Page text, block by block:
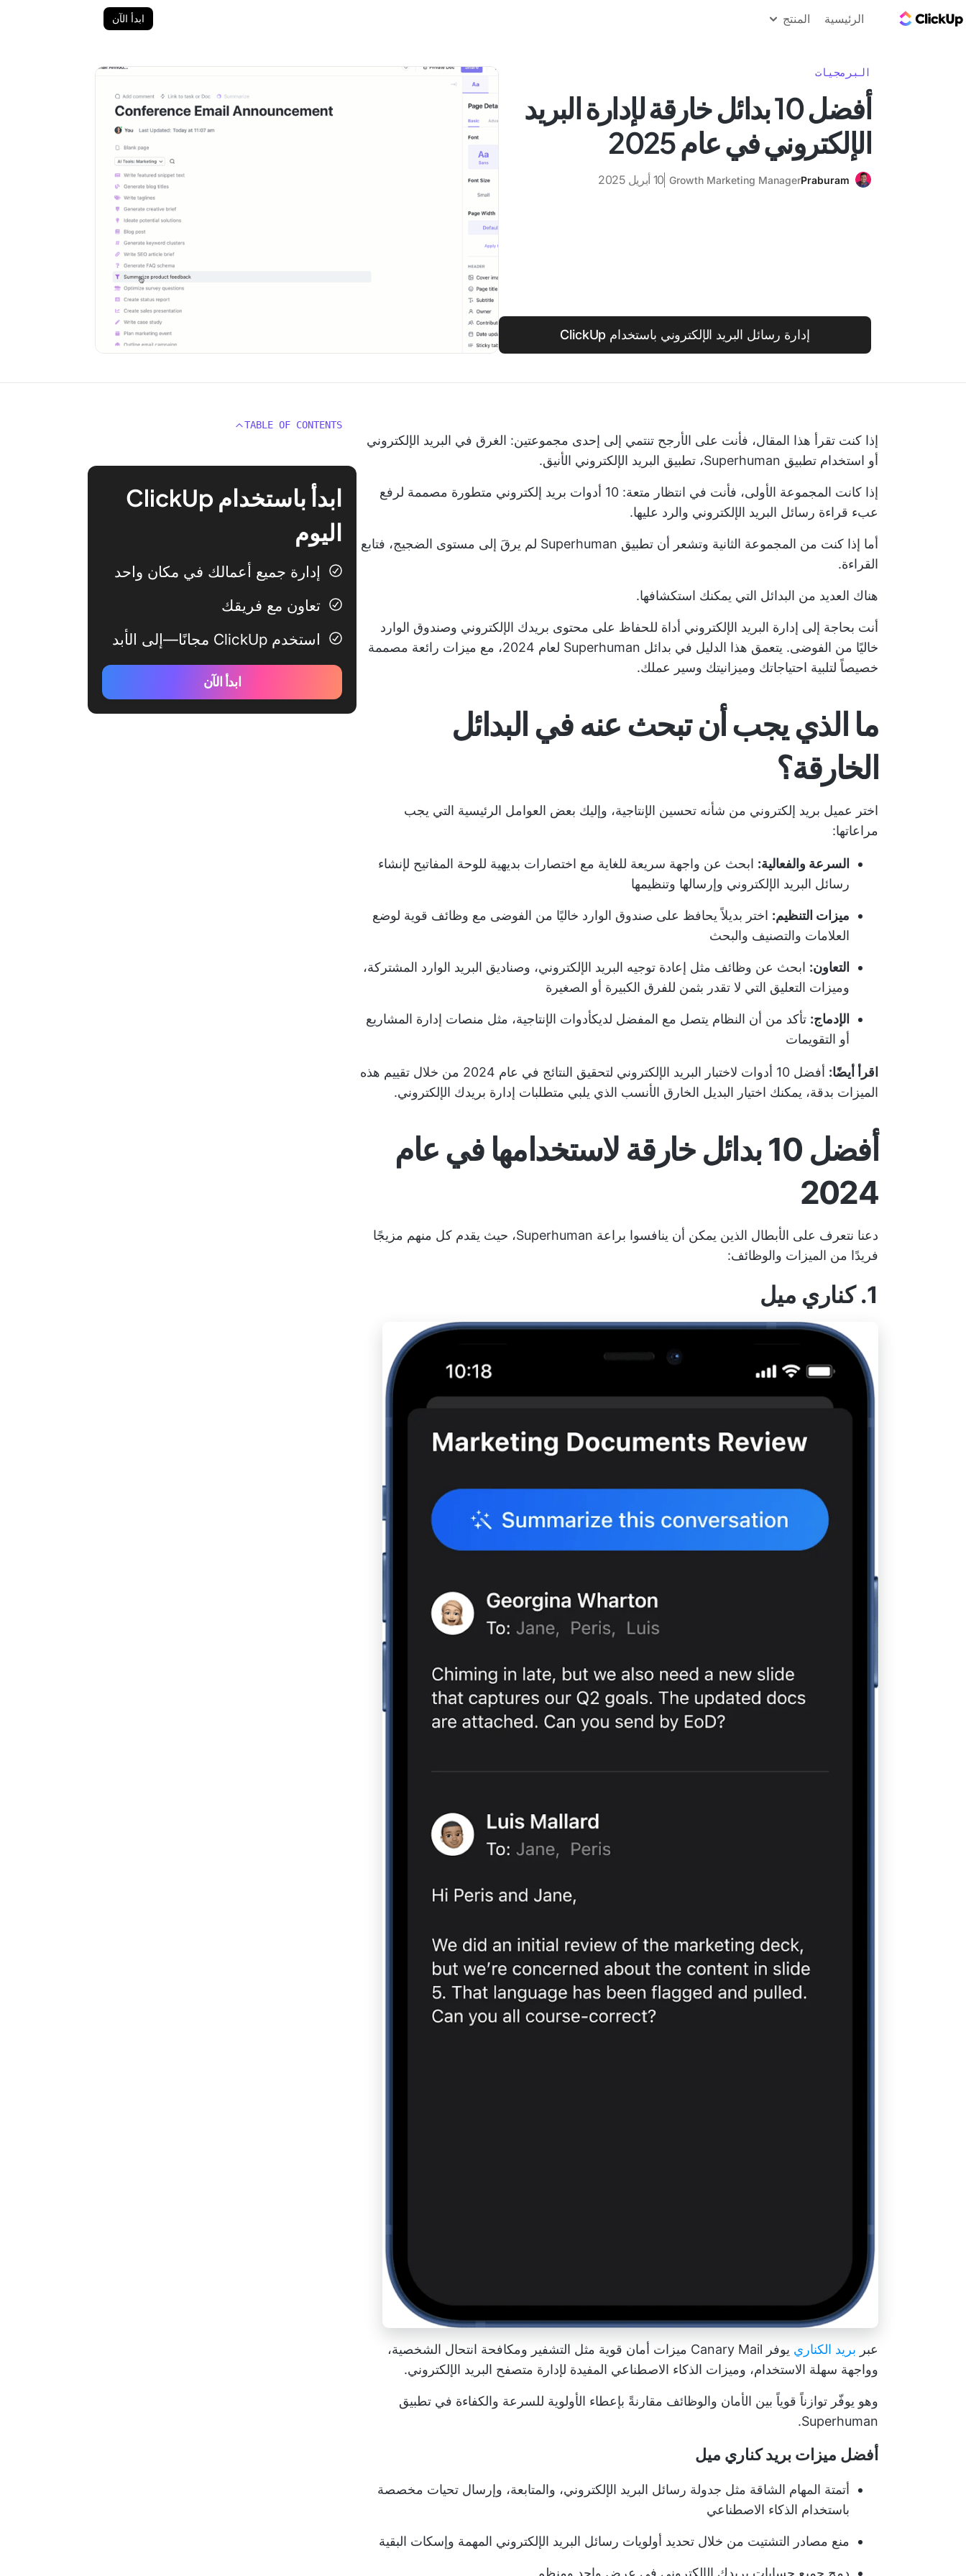
الرئيسية المنتج ابدأ الآن
البرمجيات
أفضل 10 بدائل خارقة لإدارة البريد
الإلكتروني في عام 2025
Praburam
Growth Marketing Manager 10 أبريل 2025
إدارة رسائل البريد الإلكتروني باستخدام ClickUp
إذا كنت تقرأ هذا المقال، فأنت على الأرجح تنتمي إلى إحدى مجموعتين: الغرق في البريد الإلكتروني
أو استخدام تطبيق Superhuman، تطبيق البريد الإلكتروني الأنيق.
إذا كانت المجموعة الأولى، فأنت في انتظار متعة: 10 أدوات بريد إلكتروني متطورة مصممة لرفع
عبء قراءة رسائل البريد الإلكتروني والرد عليها.
أما إذا كنت من المجموعة الثانية وتشعر أن تطبيق Superhuman لم يرقَ إلى مستوى الضجيج، فتابع
القراءة.
هناك العديد من البدائل التي يمكنك استكشافها.
أنت بحاجة إلى إدارة البريد الإلكتروني أداة للحفاظ على محتوى بريدك الإلكتروني وصندوق الوارد
خاليًا من الفوضى. يتعمق هذا الدليل في بدائل Superhuman لعام 2024، مع ميزات رائعة مصممة
خصيصاً لتلبية احتياجاتك وميزانيتك وسير عملك.
ما الذي يجب أن تبحث عنه في البدائل
الخارقة؟
اختر عميل بريد إلكتروني من شأنه تحسين الإنتاجية، وإليك بعض العوامل الرئيسية التي يجب
مراعاتها:
السرعة والفعالية: ابحث عن واجهة سريعة للغاية مع اختصارات بديهية للوحة المفاتيح لإنشاء
رسائل البريد الإلكتروني وإرسالها وتنظيمها
ميزات التنظيم: اختر بديلاً يحافظ على صندوق الوارد خاليًا من الفوضى مع وظائف قوية لوضع
العلامات والتصنيف والبحث
التعاون: ابحث عن وظائف مثل إعادة توجيه البريد الإلكتروني، وصناديق البريد الوارد المشتركة،
وميزات التعليق التي لا تقدر بثمن للفرق الكبيرة أو الصغيرة
الإدماج: تأكد من أن النظام يتصل مع المفضل لديكأدوات الإنتاجية، مثل منصات إدارة المشاريع
أو التقويمات
اقرأ أيضًا: أفضل 10 أدوات لاختبار البريد الإلكتروني لتحقيق النتائج في عام 2024
من خلال تقييم هذه
الميزات بدقة، يمكنك اختيار البديل الخارق الأنسب الذي يلبي متطلبات إدارة بريدك الإلكتروني.
أفضل 10 بدائل خارقة لاستخدامها في عام
2024
دعنا نتعرف على الأبطال الذين يمكن أن ينافسوا براعة Superhuman، حيث يقدم كل منهم مزيجًا
فريدًا من الميزات والوظائف:
1. كناري ميل
عبر بريد الكناري
يوفر Canary Mail ميزات أمان قوية مثل التشفير ومكافحة انتحال الشخصية،
وواجهة سهلة الاستخدام، وميزات الذكاء الاصطناعي المفيدة لإدارة متصفح البريد الإلكتروني.
وهو يوفّر توازناً قوياً بين الأمان والوظائف مقارنةً بإعطاء الأولوية للسرعة والكفاءة في تطبيق
Superhuman.
أفضل ميزات بريد كناري ميل
أتمتة المهام الشاقة مثل جدولة رسائل البريد الإلكتروني، والمتابعة، وإرسال تحيات مخصصة
باستخدام الذكاء الاصطناعي
منع مصادر التشتيت من خلال تحديد أولويات رسائل البريد الإلكتروني المهمة وإسكات البقية
دمج جميع حسابات بريدك الإلكتروني في عرض واحد ومنظم
TABLE OF CONTENTS
ابدأ باستخدام ClickUp
اليوم
إدارة جميع أعمالك في مكان واحد
تعاون مع فريقك
استخدم ClickUp مجانًا—إلى الأبد
ابدأ الآن